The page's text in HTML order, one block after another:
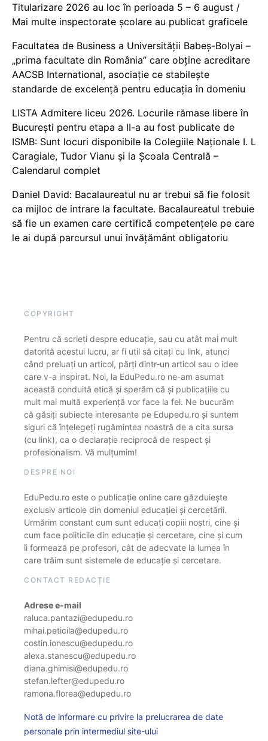
Titularizare 2026 au loc în perioada 5 – 6 august /
Mai multe inspectorate școlare au publicat graficele
Facultatea de Business a Universității Babeș-Bolyai –
„prima facultate din România” care obține acreditare
AACSB International, asociație ce stabilește
standarde de excelență pentru educația în domeniu
LISTA Admitere liceu 2026. Locurile rămase libere în
București pentru etapa a II-a au fost publicate de
ISMB: Sunt locuri disponibile la Colegiile Naționale I. L
Caragiale, Tudor Vianu și la Școala Centrală –
Calendarul complet
Daniel David: Bacalaureatul nu ar trebui să fie folosit
ca mijloc de intrare la facultate. Bacalaureatul trebuie
să fie un examen care certifică competențele pe care
le ai după parcursul unui învățământ obligatoriu
COPYRIGHT
Pentru că scrieți despre educație, sau cu atât mai mult
datorită acestui lucru, ar fi util să citați cu link, atunci
când preluați un articol, părți dintr-un articol sau o idee
care v-a inspirat. Noi, la EduPedu.ro ne-am asumat
această conduită etică și sperăm că și publicațiile cu
mult mai multă experiență vor face la fel. Ne bucurăm
că găsiți subiecte interesante pe Edupedu.ro și suntem
siguri că înțelegeți rugămintea noastră de a cita sursa
(cu link), ca o declarație reciprocă de respect și
profesionalism. Vă mulțumim!
DESPRE NOI
EduPedu.ro este o publicație online care găzduiește
exclusiv articole din domeniul educației și cercetării.
Urmărim constant cum sunt educați copiii noștri, cine și
cum face politicile din educație și cercetare, cine și cum
îi formează pe profesori, cât de adecvate la lumea în
care trăim sunt sistemele de educație și cercetare.
CONTACT REDACȚIE
Adrese e-mail
raluca.pantazi@edupedu.ro
mihai.peticila@edupedu.ro
costin.ionescu@edupedu.ro
alexa.stanescu@edupedu.ro
diana.ghimisi@edupedu.ro
stefan.lefter@edupedu.ro
ramona.florea@edupedu.ro
Notă de informare cu privire la prelucrarea de date
personale prin intermediul site-ului